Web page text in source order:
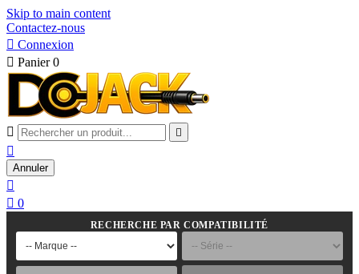
Skip to main content
Contactez-nous
 Connexion
 Panier 0
 

Annuler

 0
RECHERCHE PAR COMPATIBILITÉ